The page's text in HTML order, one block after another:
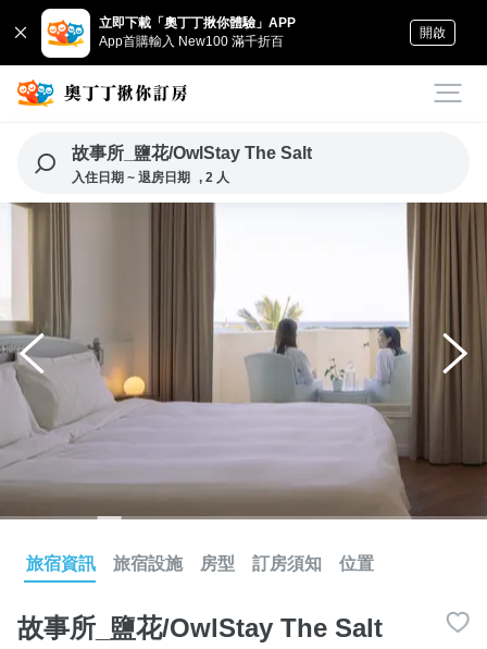
立即下載「奧丁丁揪你體驗」APP
App首購輸入 New100 滿千折百
開啟
故事所_鹽花/OwlStay The Salt
入住日期 ~ 退房日期 , 2 人
旅宿資訊 旅宿設施 房型 訂房須知 位置
故事所_鹽花/OwlStay The Salt